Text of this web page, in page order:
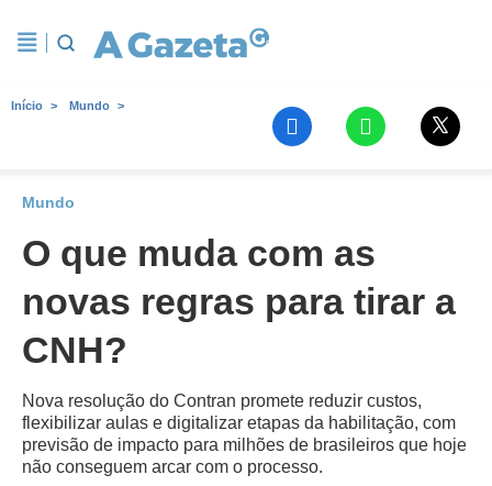
Início Mundo
Mundo
O que muda com as
novas regras para tirar a
CNH?
Nova resolução do Contran promete reduzir custos,
flexibilizar aulas e digitalizar etapas da habilitação, com
previsão de impacto para milhões de brasileiros que hoje
não conseguem arcar com o processo.